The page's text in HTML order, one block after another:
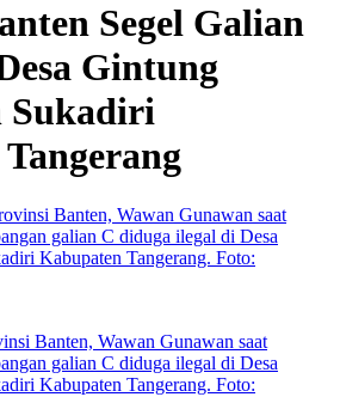
Segel Galian
Gintung
Sukadiri
Banten, Wawan Gunawan saat
galian C diduga ilegal di Desa
Kabupaten Tangerang. Foto: